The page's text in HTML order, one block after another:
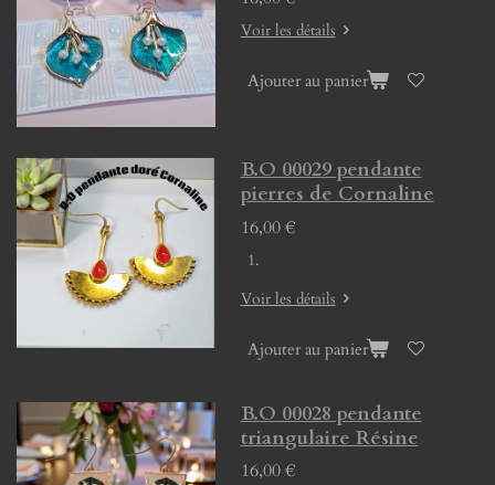
Voir les détails
Ajouter au panier
B.O 00029 pendante
pierres de Cornaline
16,00 €
Voir les détails
Ajouter au panier
B.O 00028 pendante
triangulaire Résine
16,00 €